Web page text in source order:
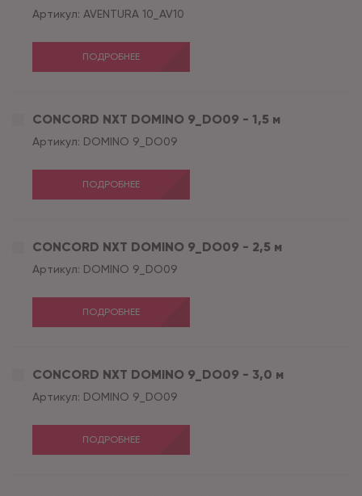
Артикул: AVENTURA 10_AV10
ПОДРОБНЕЕ
CONCORD NXT DOMINO 9_DO09 - 1,5 м
Артикул: DOMINO 9_DO09
ПОДРОБНЕЕ
CONCORD NXT DOMINO 9_DO09 - 2,5 м
Артикул: DOMINO 9_DO09
ПОДРОБНЕЕ
CONCORD NXT DOMINO 9_DO09 - 3,0 м
Артикул: DOMINO 9_DO09
ПОДРОБНЕЕ